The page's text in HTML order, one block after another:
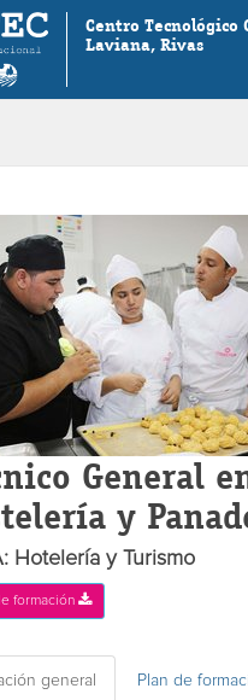
Centro Tecnológico
Laviana, Rivas
General
y
Hotelería y Turismo
formación
general Plan de